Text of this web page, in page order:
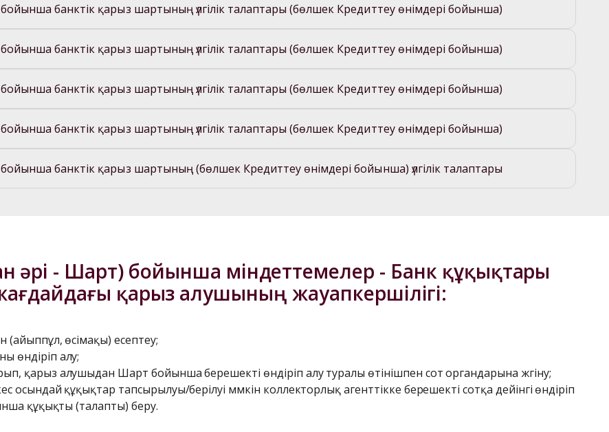
банктік қарыз шартының үлгілік талаптары (бөлшек Кредиттеу өнімдері бойынша)
банктік қарыз шартының үлгілік талаптары (бөлшек Кредиттеу өнімдері бойынша)
банктік қарыз шартының үлгілік талаптары (бөлшек Кредиттеу өнімдері бойынша)
банктік қарыз шартының үлгілік талаптары (бөлшек Кредиттеу өнімдері бойынша)
банктік қарыз шартының (бөлшек Кредиттеу өнімдері бойынша) үлгілік талаптары
әрі - Шарт) бойынша міндеттемелер - Банк құқықтары
қарыз алушының жауапкершілігі:
өсімақы) есептеу;
өндіріп алу;
қарыз алушыдан Шарт бойынша берешекті өндіріп алу туралы өтінішпен сот органдарына жүгіну;
құқықтар тапсырылуы/берілуі мүмкін коллекторлық агенттікке берешекті сотқа дейінгі өндіріп
құқықты (талапты) беру.